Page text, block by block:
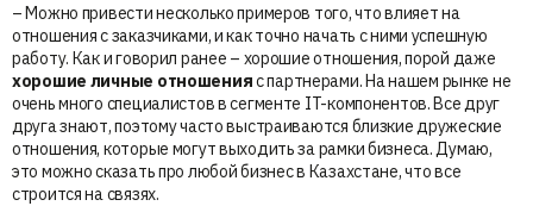
– Можно привести несколько примеров того, что влияет на
отношения с заказчиками, и как точно начать с ними успешную
работу. Как и говорил ранее – хорошие отношения, порой даже
хорошие личные отношенияс партнерами. На нашем рынке не
очень много специалистов в сегменте IT-компонентов. Все друг
друга знают, поэтому часто выстраиваются близкие дружеские
отношения, которые могут выходить за рамки бизнеса. Думаю,
это можно сказать про любой бизнес в Казахстане, что все
строится на связях.